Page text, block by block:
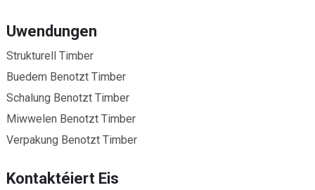
Uwendungen
Strukturell Timber
Buedem Benotzt Timber
Schalung Benotzt Timber
Miwwelen Benotzt Timber
Verpakung Benotzt Timber
Kontaktéiert Eis